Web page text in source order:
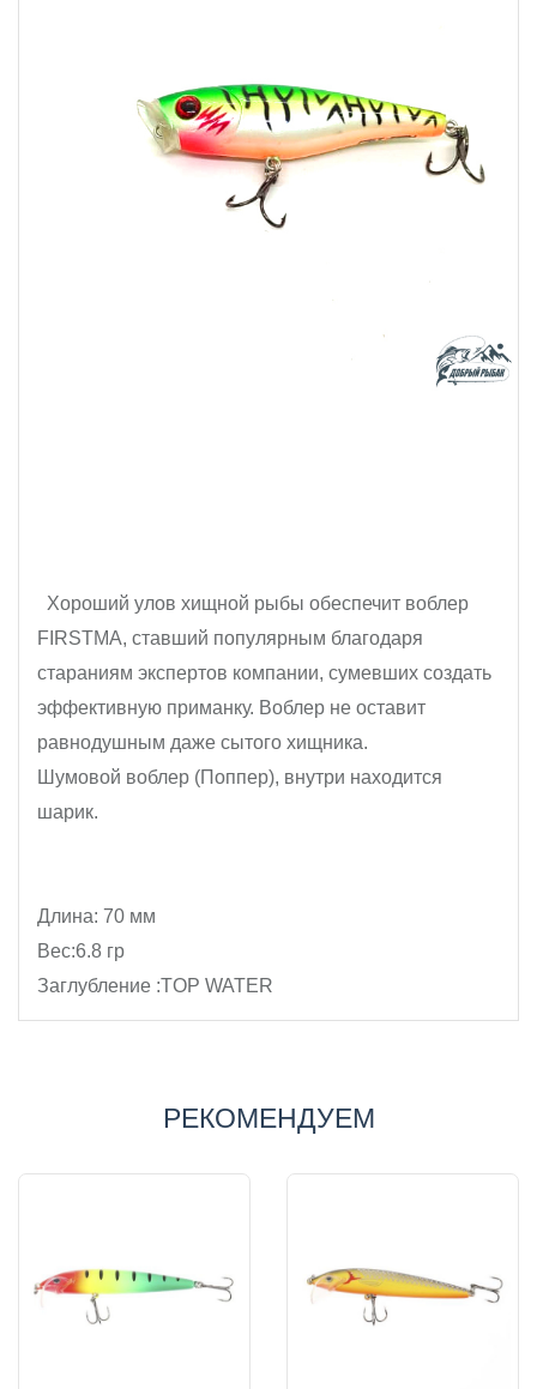
FIRSTMA, ставший популярным благодаря
стараниям экспертов компании, сумевших создать
эффективную приманку. Воблер не оставит
равнодушным даже сытого хищника.
Шумовой воблер (Поппер), внутри находится
шарик.
Длина: 70 мм
Вес:6.8 гр
Заглубление :TOP WATER
РЕКОМЕНДУЕМ